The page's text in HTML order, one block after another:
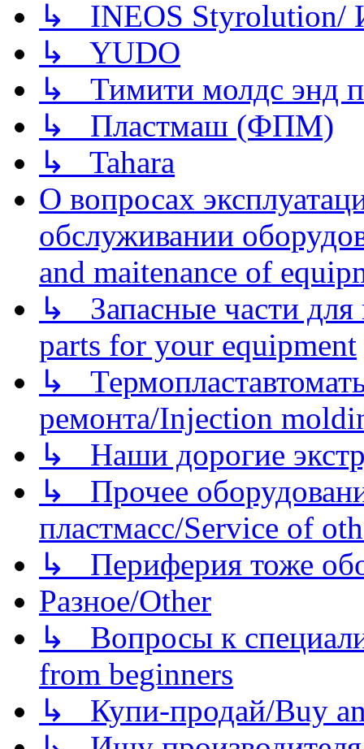
↳ INEOS
↳ YUDO
↳ Тимити молдс энд
↳ Пластмаш (ФПМ)
↳ Tahara
О вопросах
обслуживании
and maitenance of
↳ Запасные части для
parts for your equipment
↳
ремонта/Injection
↳ Наши дорогие
↳ Прочее
пластмасс/Service of
↳ Периферия тоже
Разное/Other
↳ Вопросы к
from beginners
↳ Купи-продай/Buy